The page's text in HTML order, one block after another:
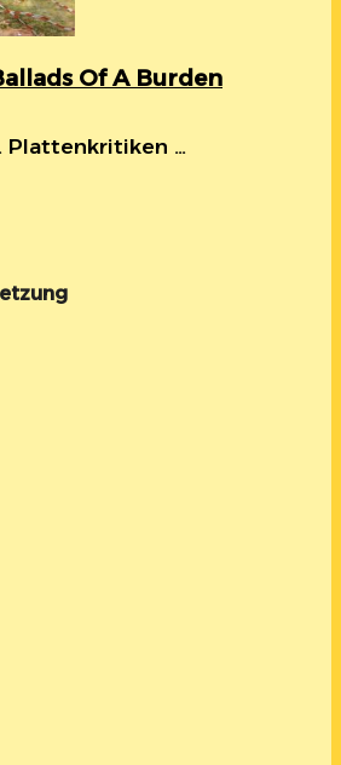
Of A Burden
Plattenkritiken …